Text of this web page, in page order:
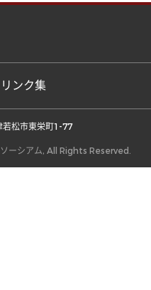
リンク集
若松市東栄町1-77
ーシアム, All Rights Reserved.